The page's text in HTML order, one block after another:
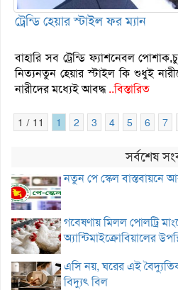
ট্রেন্ডি হেয়ার স্টাইল ফর ম্যান
বাহারি সব ট্রেন্ডি ফ্যাশনেবল
নিত্যনতুন হেয়ার স্টাইল কি শুধুই
নারীদের মধ্যেই আবদ্ধ..বিস্তারিত
1 / 11 1 2 3 4 5 6 7
সর্বশেষ
নতুন পে স্কেল বাস্তবায়নে
গবেষণায় মিলল পোলট্রি
অ্যান্টিমাইক্রোবিয়ালের
এসি নয়, ঘরের এই
বিদ্যুৎ বিল